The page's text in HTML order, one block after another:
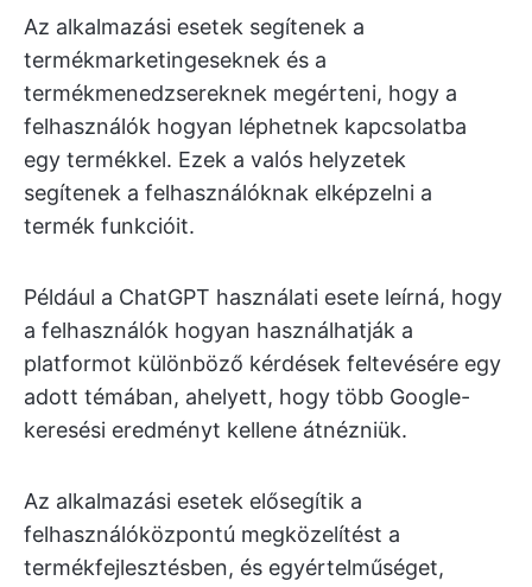
Az alkalmazási esetek segítenek a
termékmarketingeseknek és a
termékmenedzsereknek megérteni, hogy a
felhasználók hogyan léphetnek kapcsolatba
egy termékkel. Ezek a valós helyzetek
segítenek a felhasználóknak elképzelni a
termék funkcióit.
Például a ChatGPT használati esete leírná, hogy
a felhasználók hogyan használhatják a
platformot különböző kérdések feltevésére egy
adott témában, ahelyett, hogy több Google-
keresési eredményt kellene átnézniük.
Az alkalmazási esetek elősegítik a
felhasználóközpontú megközelítést a
termékfejlesztésben, és egyértelműséget,